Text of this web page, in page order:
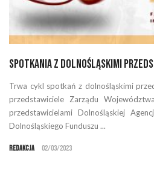
Spotkania z dolnośląskimi
Trwa cykl spotkań z dolnośląskimi
przedstawiciele Zarządu
przedstawicielami Dolnośląskiej
Dolnośląskiego Funduszu ...
Redakcja 02/03/2023